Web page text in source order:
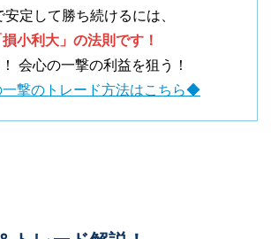
安定して勝ち続けるには、
損小利大」の法則です！
会心の一撃の利益を狙う！
撃のトレード方法はこちら◆